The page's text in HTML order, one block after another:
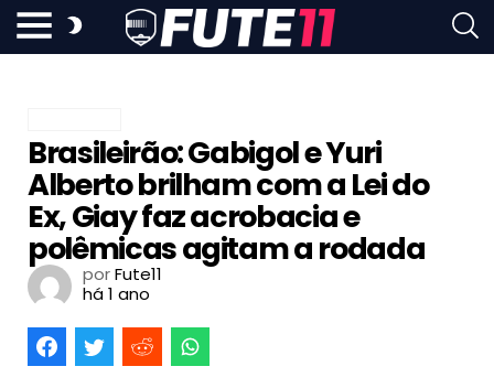
Brasileirão: Gabigol e Yuri
Alberto brilham com a Lei do
Ex, Giay faz acrobacia e
polêmicas agitam a rodada
porFute11
há 1 ano